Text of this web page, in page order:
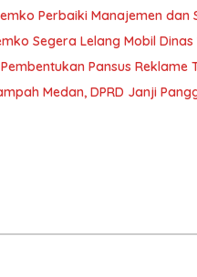
Perbaiki Manajemen dan
Segera Lelang Mobil Dinas
Pansus Reklame
Medan, DPRD Janji